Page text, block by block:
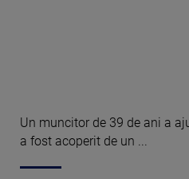
Un muncitor de 39 de ani a
a fost acoperit de un ...